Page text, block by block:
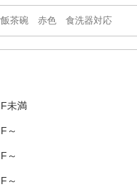
未満
～
～
～